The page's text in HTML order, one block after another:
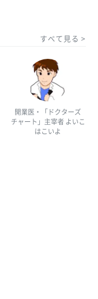
すべて見る
開業医・「ドクターズ
チャート」主宰者 よいこ
はこいよ